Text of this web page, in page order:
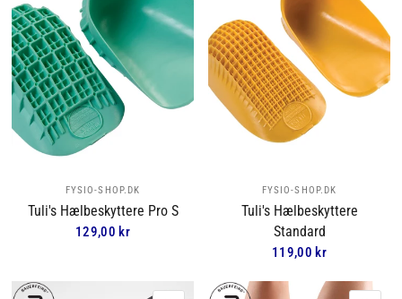
FYSIO-SHOP.DK
Tuli's Hælbeskyttere Pro S
129,00 kr
FYSIO-SHOP.DK
Tuli's Hælbeskyttere
Standard
119,00 kr